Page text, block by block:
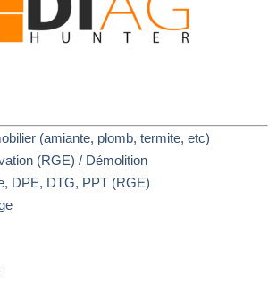
(amiante, plomb, termite, etc)
(RGE) / Démolition
DPE, DTG, PPT (RGE)